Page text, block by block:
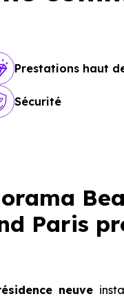
Prestations haut
Sécurité
Paris
neuve